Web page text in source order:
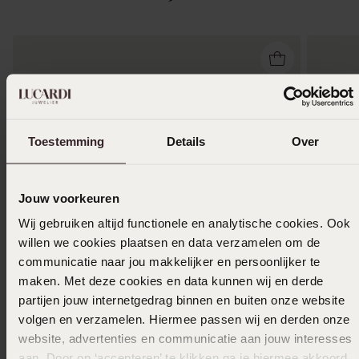
Toestemming Details Over
Jouw voorkeuren
Wij gebruiken altijd functionele en analytische cookies. Ook
willen we cookies plaatsen en data verzamelen om de
communicatie naar jou makkelijker en persoonlijker te
maken. Met deze cookies en data kunnen wij en derde
partijen jouw internetgedrag binnen en buiten onze website
volgen en verzamelen. Hiermee passen wij en derden onze
website, advertenties en communicatie aan jouw interesses
14 karaat geelgouden kinderkopje meisje voor
-50% Duurzamer
14